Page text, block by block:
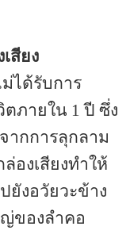
สียง
ม่ได้รับการ
ภายใน 1 ปี ซึ่ง
ากการลุกลาม
องเสียงทำให้
ยังอวัยวะข้าง
ของลำคอ